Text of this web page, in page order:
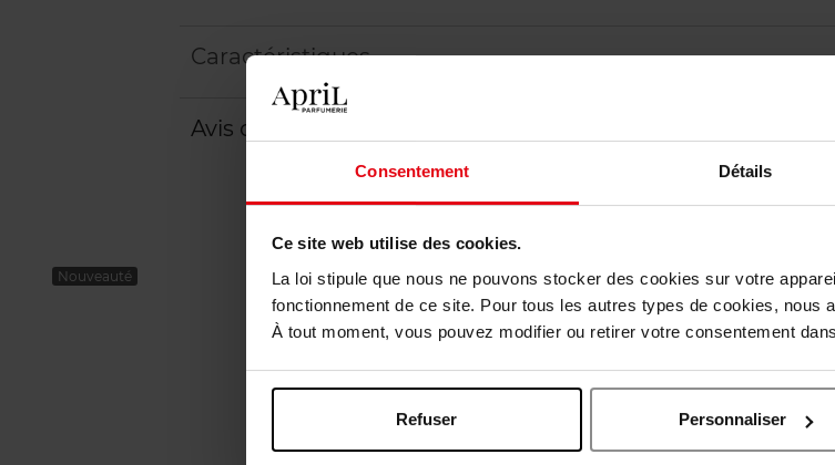
Consentement Détails
Ce site web utilise des cookies.
La loi stipule que nous ne pouvons stocker des cookies sur votre
fonctionnement de ce site. Pour tous les autres types de cookies, nous
À tout moment, vous pouvez modifier ou retirer votre consentement
Refuser Personnaliser
Caractéristiques
Avis client
Vous aimerez
Nouveauté